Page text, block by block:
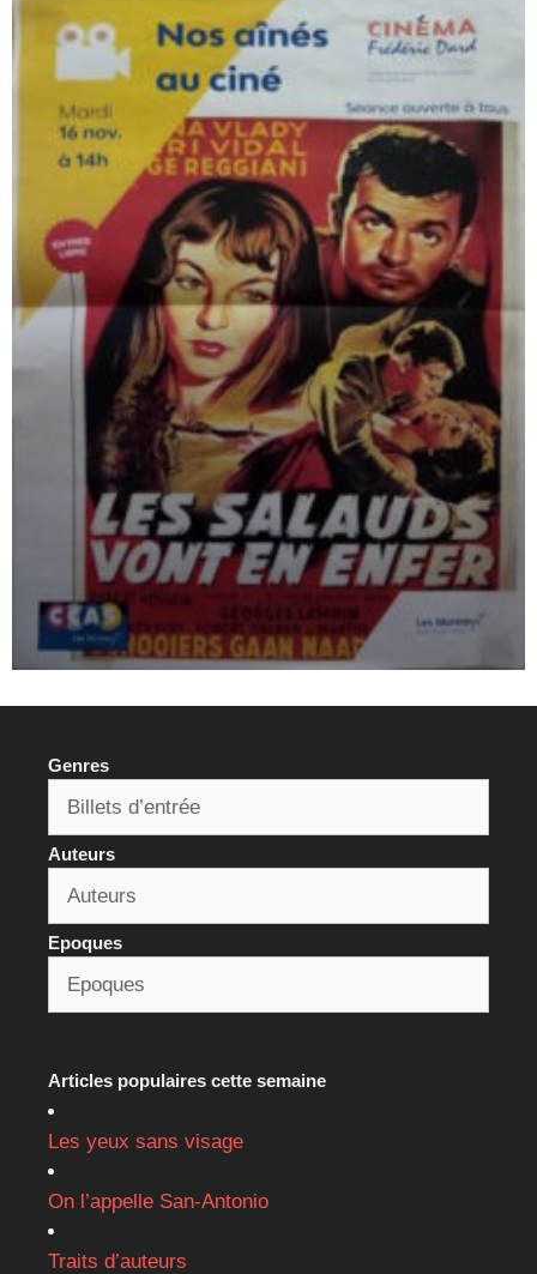
Genres
Auteurs
Epoques
Articles populaires cette semaine
Les yeux sans visage
On l’appelle San-Antonio
Traits d’auteurs